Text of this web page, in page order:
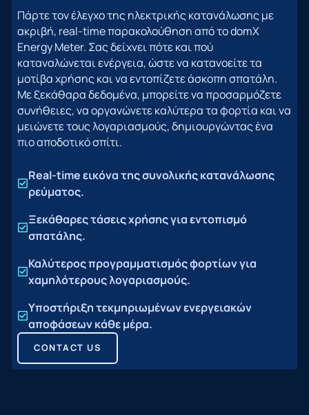
Πάρτε τον έλεγχο της ηλεκτρικής κατανάλωσης με
ακριβή, real-time παρακολούθηση από το domX
Energy Meter. Σας δείχνει πότε και πού
καταναλώνεται ενέργεια, ώστε να κατανοείτε τα
μοτίβα χρήσης και να εντοπίζετε άσκοπη σπατάλη.
Με ξεκάθαρα δεδομένα, μπορείτε να προσαρμόζετε
συνήθειες, να οργανώνετε καλύτερα τα φορτία και να
μειώνετε τους λογαριασμούς, δημιουργώντας ένα
πιο αποδοτικό σπίτι.
Real-time εικόνα της συνολικής κατανάλωσης
ρεύματος.
Ξεκάθαρες τάσεις χρήσης για εντοπισμό
σπατάλης.
Καλύτερος προγραμματισμός φορτίων για
χαμηλότερους λογαριασμούς.
Υποστήριξη τεκμηριωμένων ενεργειακών
αποφάσεων κάθε μέρα.
CONTACT US